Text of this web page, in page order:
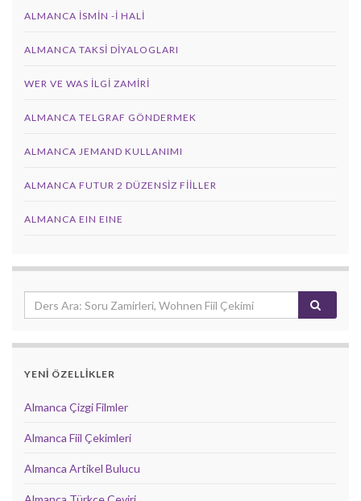
ALMANCA İSMIN -I HALI
ALMANCA TAKSI DIYALOGLARI
WER VE WAS ILGI ZAMIRI
ALMANCA TELGRAF GÖNDERMEK
ALMANCA JEMAND KULLANIMI
ALMANCA FUTUR 2 DÜZENSIZ FIILLER
ALMANCA EIN EINE
YENİ ÖZELLİKLER
Almanca Çizgi Filmler
Almanca Fiil Çekimleri
Almanca Artikel Bulucu